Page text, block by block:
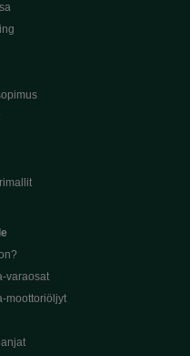
varaosat
moottoriöljyt